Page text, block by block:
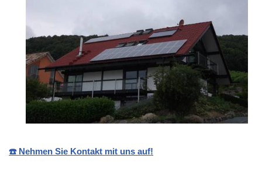
☎️ Nehmen Sie Kontakt mit uns auf!